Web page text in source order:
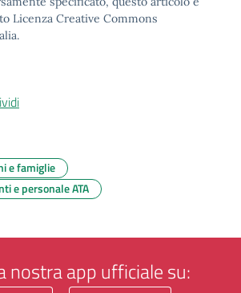
Licenza Creative Commons
e famiglie
e personale ATA
nostra app ufficiale su: